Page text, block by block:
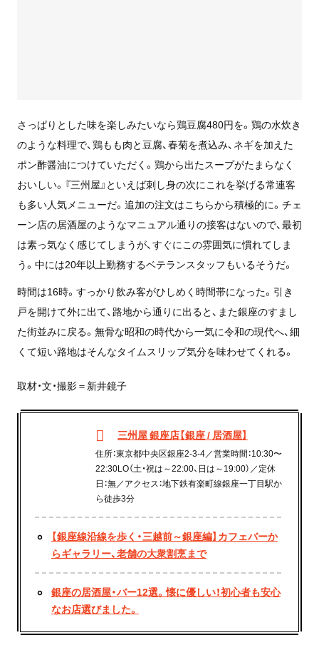
さっぱりとした味を楽しみたいなら鶏豆腐480円を。鶏の水炊き
のような料理で、鶏もも肉と豆腐、春菊を煮込み、ネギを加えた
ポン酢醤油につけていただく。鶏から出たスープがたまらなく
おいしい。『三州屋』といえば刺し身の次にこれを挙げる常連客
も多い人気メニューだ。追加の注文はこちらから積極的に。チェ
ーン店の居酒屋のようなマニュアル通りの接客はないので、最初
は素っ気なく感じてしまうが、すぐにこの雰囲気に慣れてしま
う。中には20年以上勤務するベテランスタッフもいるそうだ。
時間は16時。すっかり飲み客がひしめく時間帯になった。引き
戸を開けて外に出て、路地から通りに出ると、また銀座のすまし
た街並みに戻る。無骨な昭和の時代から一気に令和の現代へ、細
くて短い路地はそんなタイムスリップ気分を味わせてくれる。
取材・文・撮影＝新井鏡子
三州屋 銀座店【銀座 / 居酒屋】
住所：東京都中央区銀座2-3-4／営業時間：10:30〜
22:30LO（土・祝は～22:00、日は～19:00）／定休
日：無／アクセス：地下鉄有楽町線銀座一丁目駅か
ら徒歩3分
【銀座線沿線を歩く・三越前～銀座編】カフェバーか
らギャラリー、老舗の大衆割烹まで
銀座の居酒屋・バー12選。懐に優しい！初心者も安心
なお店選びました。